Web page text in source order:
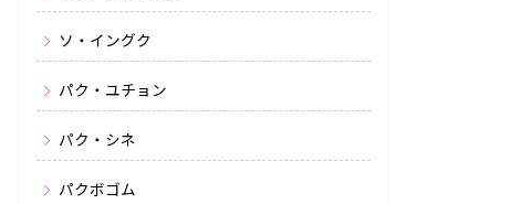
ソ・イングク
パク・ユチョン
パク・シネ
パクボゴム